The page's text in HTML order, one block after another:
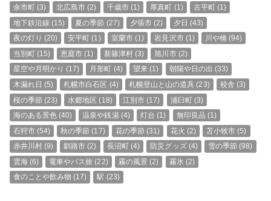
余市町(3) 北広島市 (2) 千歳市(1) 厚真町 (1) 古平町 (1)
地下鉄沿線 (15) 夏の季節 (27) 夕張市 (2) 夕日 (43)
夜の灯り (20) 安平町 (1) 室蘭市(1) 岩見沢市(1) 川や橋 (94)
当別町(15) 恵庭市 (1) 新篠津村(3) 旭川市(2)
星空や月明かり (17) 月形町 (4) 望来 (1) 朝陽や日の出 (33)
木漏れ日 (5) 札幌市白石区 (4) 札幌登山と山の道具 (23) 校舎 (3)
桜の季節 (23) 水郷地区 (18) 江別市 (17) 浦臼町(3)
海のある景色(40) 温泉や銭湯(4) 灯台 (1) 無印良品 (1)
石狩市(54) 秋の季節 (17) 花の季節 (31) 花火 (2) 苫小牧市 (5)
赤井川村(9) 釧路市 (2) 長沼町(4) 防災グッズ(4) 雪の季節 (98)
雲海(6) 電車やバス旅 (22) 霧の風景 (2) 霧氷 (2)
食のことや飲み物 (17) 駅 (23)